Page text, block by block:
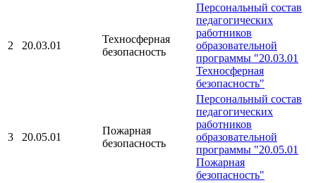
2 20.03.01
Техносферная
безопасность
Персональный состав
педагогических
работников
образовательной
программы "20.03.01
Техносферная
безопасность"
3 20.05.01
Пожарная
безопасность
Персональный состав
педагогических
работников
образовательной
программы "20.05.01
Пожарная
безопасность"